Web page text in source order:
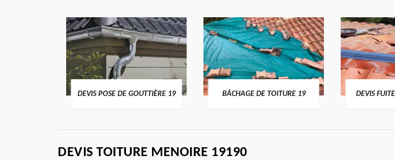
DEVIS POSE DE GOUTTIÈRE 19 BÂCHAGE DE TOITURE 19 DEVIS
DEVIS TOITURE MENOIRE 19190